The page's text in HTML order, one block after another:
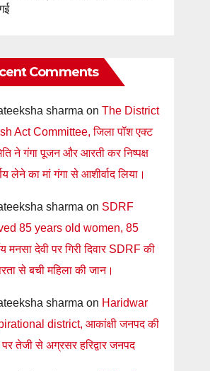
Comments
sharma on The District
Act Committee, जिला पॉश एक्ट
ने गंगा पूजन और आरती कर निष्पक्ष
लेने का मां गंगा से आशीर्वाद लिया।
sharma on SDRF
85 years old women, 85
मनसा देवी पर गिरी दिवार SDRF की
से बची महिला की जान।
sharma on Haridwar
district, आकांक्षी जनपद की
पर तेजी से अग्रसर हरिद्वार जनपद